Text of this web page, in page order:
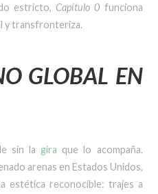
estricto, Capítulo 0 funciona
y transfronteriza.
GLOBAL EN
sin lagira que lo acompaña.
arenas en Estados Unidos,
estética reconocible: trajes a